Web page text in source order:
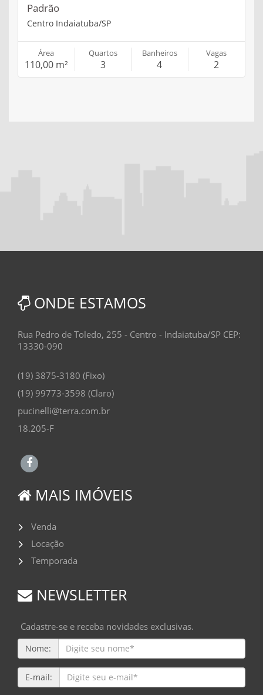
Padrão
Centro Indaiatuba/SP
Área
110,00 m²
Quartos
3
Banheiros
4
Vagas
2
ONDE ESTAMOS
Rua Pedro de Toledo, 255 - Centro - Indaiatuba/SP CEP:
13330-090
(19) 3875-3180 (Fixo)
(19) 99773-3598 (Claro)
pucinelli@terra.com.br
18.205-F
MAIS IMÓVEIS
Venda
Locação
Temporada
NEWSLETTER
Cadastre-se e receba novidades exclusivas.
Nome:
E-mail: